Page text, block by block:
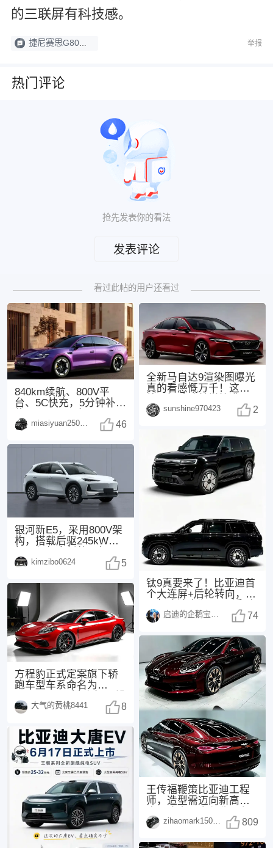
的 屏有技。
捷尼赛思G80社区 举报
热门评论
抢先发表你的看法
发表评论
看过此帖的用户还看过
840km续航、800V平
台、5C快充，5分钟补能
miasiyuan250914 46
银河新E5，采用800V架
构，搭载后驱245kW电
同，配备了
kimzibo0624 5
方程豹正式定案旗下轿
跑车型车系命名为
有采用此前网传的“
大气的黄桃8441 8
全新马自达9渲染图曝光
真的看感慨万千！这次
3.3T直六+后驱
sunshine970423 2
钛9真要来了！比亚迪首
个大连屏+后轮转向，25
汽车圈的消息 启迪的企鹅宝宝1494 74
王传福鞭策比亚迪工程
师，造型需迈向新高
众望！传福先生曾表
zihaomark150415 809